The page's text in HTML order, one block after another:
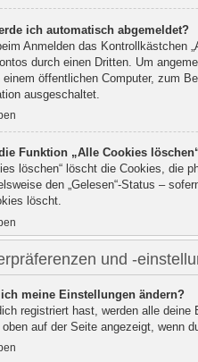
ich automatisch abgemeldet?
Anmelden das Kontrollkästchen
durch einen Dritten. Um
einem öffentlichen Computer, zum
ausgeschaltet.
Funktion „Alle Cookies
löschen“ löscht die Cookies, die
den „Gelesen“-Status –
löscht.
und -
meine Einstellungen ändern?
registriert hast, werden alle
auf der Seite angezeigt, wenn